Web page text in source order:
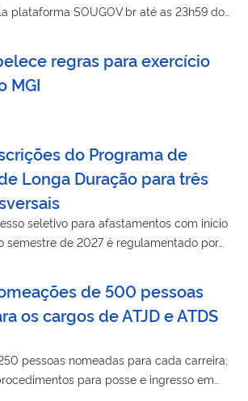
plataforma SOUGOV.br até as 23h59 do
regras para exercício
MGI
do Programa de
Longa Duração para três
seletivo para afastamentos com início
semestre de 2027 é regulamentado por
de 500 pessoas
os cargos de ATJD e ATDS
pessoas nomeadas para cada carreira;
para posse e ingresso em